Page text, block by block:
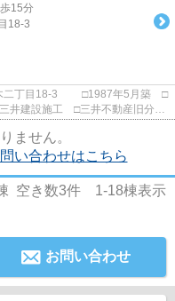
15分
18-3
ません。
い合わせはこちら
空き数3件 1-18棟表示
お問い合わせ